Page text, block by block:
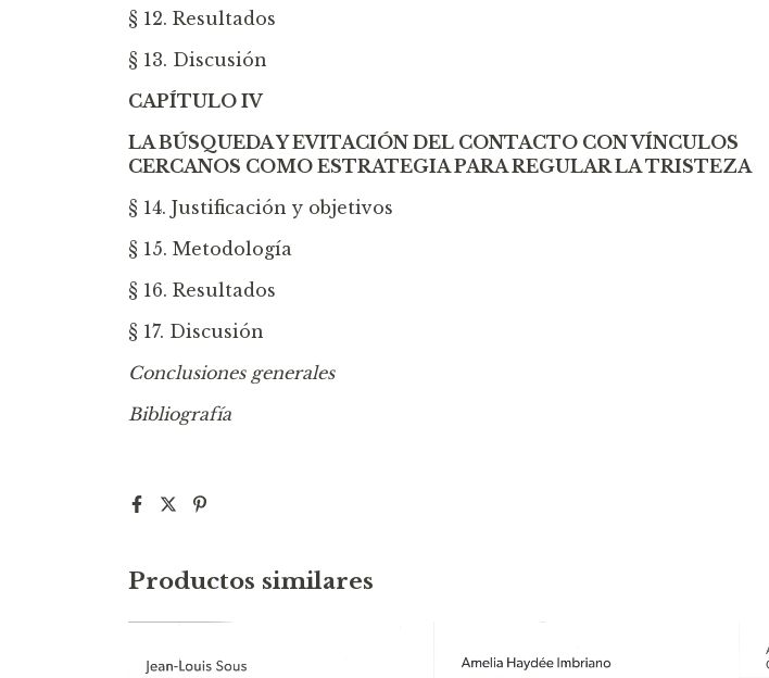
§ 12. Resultados
§ 13. Discusión
CAPÍTULO IV
LA BÚSQUEDA Y EVITACIÓN DEL CONTACTO CON VÍNCULOS
CERCANOS COMO ESTRATEGIA PARA REGULAR LA TRISTEZA
§ 14. Justificación y objetivos
§ 15. Metodología
§ 16. Resultados
§ 17. Discusión
Conclusiones generales
Bibliografía
Productos similares